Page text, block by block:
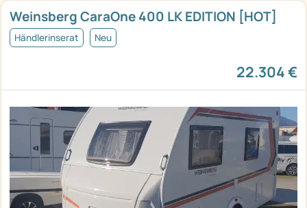
Weinsberg CaraOne 400 LK EDITION [HOT]
Händlerinserat Neu
22.304 €